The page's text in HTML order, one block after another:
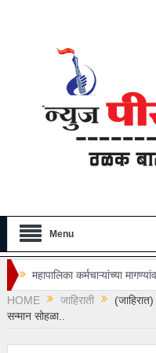
Menu
महापालिका कर्मचाऱ्यांच्या
“अभिजीत दीपके यांनी
HOME जाहिराती
सन्मान सोहळा..